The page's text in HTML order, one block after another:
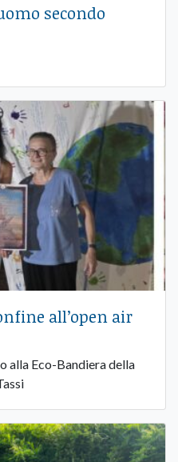
secondo
all’open air
alla Eco-Bandiera della